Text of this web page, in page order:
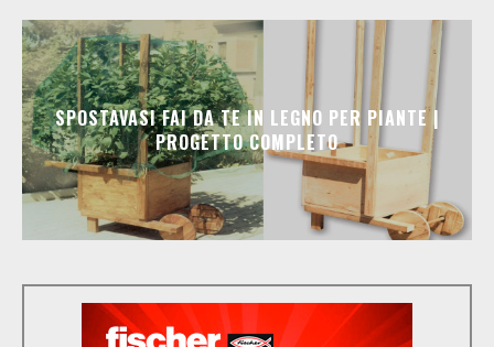
SPOSTAVASI FAI DA TE IN LEGNO PER PIANTE |
PROGETTO COMPLETO